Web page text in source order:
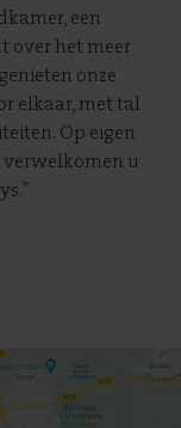
een
over het meer
onze
elkaar, met tal
Op eigen
verwelkomen u